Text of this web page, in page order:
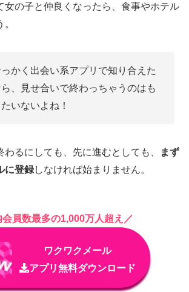
女の子と仲良くなったら、食事やホテル
かく出会い系アプリで知り合えた
ら、見せ合いで終わっちゃうのはも
たいないよね！
わるにしても、先に進むとしても、
まず
に登録しなければ始まりません。
会員数最多の1,000万人超え／
ワクワクメール
アプリ無料ダウンロード